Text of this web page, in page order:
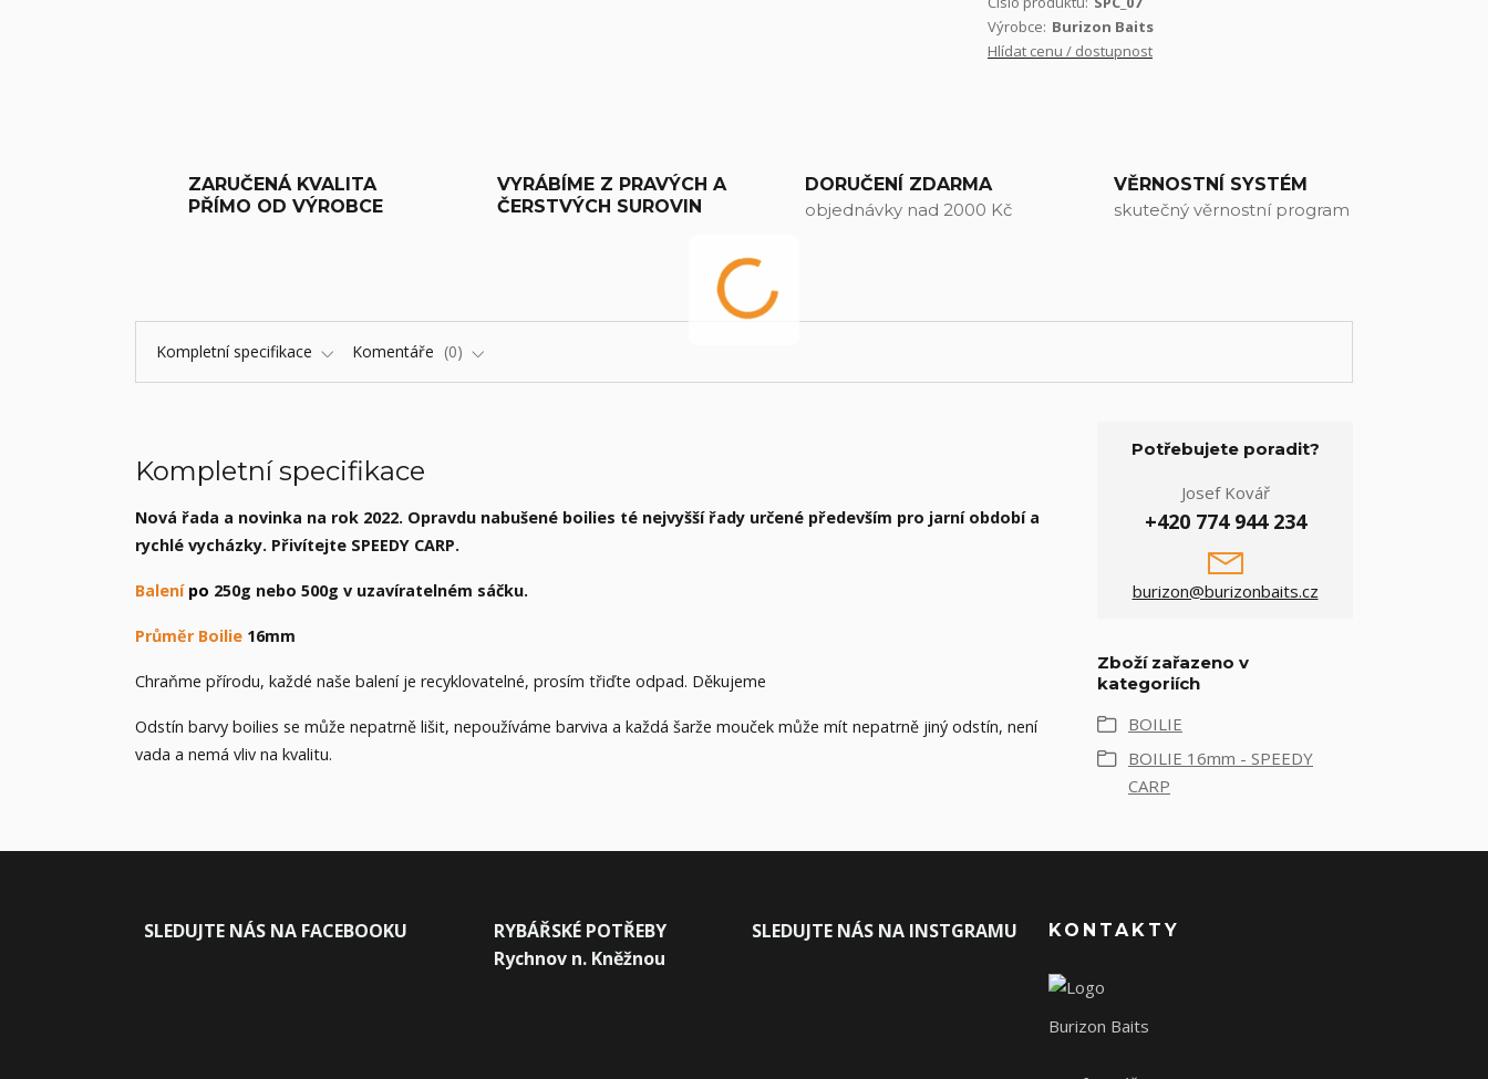
Výrobce: Burizon Baits
Hlídat cenu / dostupnost
ZARUČENÁ KVALITA
PŘÍMO OD VÝROBCE
VYRÁBÍME Z PRAVÝCH A
ČERSTVÝCH SUROVIN
DORUČENÍ ZDARMA
objednávky nad 2000 Kč
VĚRNOSTNÍ SYSTÉM
skutečný věrnostní program
Kompletní specifikace Komentáře 0
Kompletní specifikace
Nová řada a novinka na rok 2022. Opravdu nabušené boilies té nejvyšší řady určené především pro jarní období a
rychlé vycházky. Přivítejte SPEEDY CARP.
Balení po 250g nebo 500g v uzavíratelném sáčku.
Průměr Boilie 16mm
Chraňme přírodu, každé naše balení je recyklovatelné, prosím třiďte odpad. Děkujeme
Odstín barvy boilies se může nepatrně lišit, nepoužíváme barviva a každá šarže mouček může mít nepatrně jiný odstín, není
vada a nemá vliv na kvalitu.
Potřebujete poradit?
Josef Kovář
+420 774 944 234
burizon@burizonbaits.cz
Zboží zařazeno v
kategoriích
BOILIE
BOILIE 16mm - SPEEDY
CARP
SLEDUJTE NÁS NA FACEBOOKU
RYBÁŘSKÉ POTŘEBY
Rychnov n. Kněžnou
SLEDUJTE NÁS NA INSTGRAMU KONTAKTY
Burizon Baits